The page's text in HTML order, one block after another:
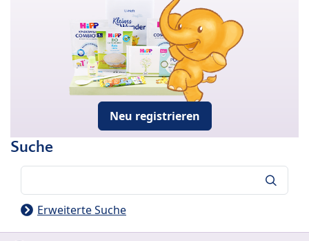
Neu registrieren
Suche
Erweiterte Suche